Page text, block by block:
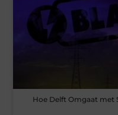
Hoe Delft Omgaat met